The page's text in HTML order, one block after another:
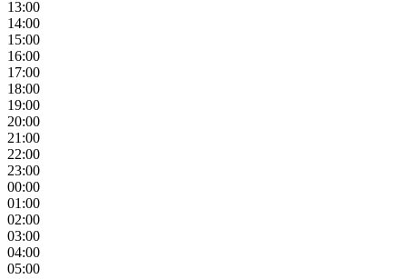
13:00
14:00
15:00
16:00
17:00
18:00
19:00
20:00
21:00
22:00
23:00
00:00
01:00
02:00
03:00
04:00
05:00